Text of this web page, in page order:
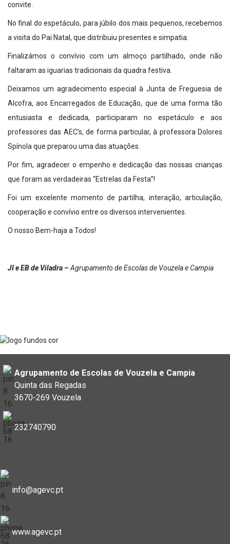
convite.
No final do espetáculo, para júbilo dos mais pequenos, recebemos
a visita do Pai Natal, que distribuiu presentes e simpatia.
Finalizámos o convívio com um almoço partilhado, onde não
faltaram as iguarias tradicionais da quadra festiva.
Deixamos um agradecimento especial à Junta de Freguesia de
Alcofra, aos Encarregados de Educação, que de uma forma tão
entusiasta e dedicada, participaram no espetáculo e aos
professores das AEC’s, de forma particular, à professora Dolores
Spínola que preparou uma das atuações.
Por fim, agradecer o empenho e dedicação das nossas crianças
que foram as verdadeiras “Estrelas da Festa”!
Foi um excelente momento de partilha, interação, articulação,
cooperação e convívio entre os diversos intervenientes.
O nosso Bem-haja a Todos!
JI e EB de Viladra – Agrupamento de Escolas de Vouzela e Campia
Agrupamento de Escolas de Vouzela e Campia
Quinta das Regadas
3670-269 Vouzela
232740790
info@agevc.pt
www.agevc.pt